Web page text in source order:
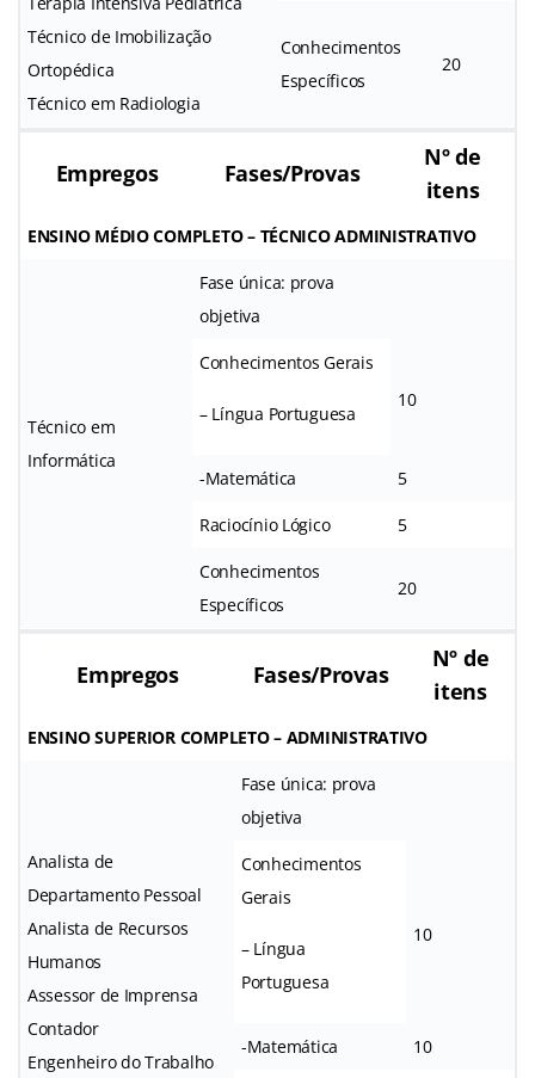
Técnico de Imobilização
Ortopédica
Técnico em Radiologia
Conhecimentos
Específicos
20
Empregos Fases/Provas
Nº de
itens
ENSINO MÉDIO COMPLETO – TÉCNICO ADMINISTRATIVO
Técnico em
Informática
Fase única: prova
objetiva
10
Conhecimentos Gerais
– Língua Portuguesa
-Matemática 5
Raciocínio Lógico 5
Conhecimentos
Específicos
20
Empregos Fases/Provas
Nº de
itens
ENSINO SUPERIOR COMPLETO – ADMINISTRATIVO
Analista de
Departamento Pessoal
Analista de Recursos
Humanos
Assessor de Imprensa
Contador
Engenheiro do Trabalho
Fase única: prova
objetiva
10
Conhecimentos
Gerais
– Língua
Portuguesa
-Matemática 10